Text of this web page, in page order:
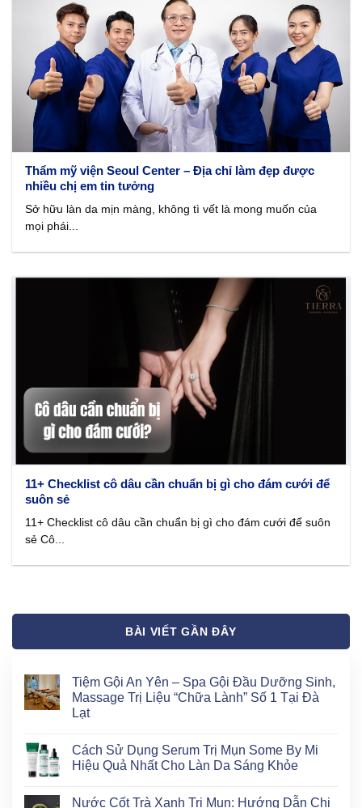
Thẩm mỹ viện Seoul Center – Địa chỉ làm đẹp được
nhiều chị em tin tưởng
Sở hữu làn da mịn màng, không tì vết là mong muốn của
mọi phái...
11+ Checklist cô dâu cần chuẩn bị gì cho đám cưới để
suôn sẻ
11+ Checklist cô dâu cần chuẩn bị gì cho đám cưới để suôn
sẻ Cô...
BÀI VIẾT GẦN ĐÂY
Tiệm Gội An Yên – Spa Gội Đầu Dưỡng Sinh,
Massage Trị Liệu “Chữa Lành” Số 1 Tại Đà
Lạt
bình
luận
ở
An
Cách Sử Dụng Serum Trị Mụn Some By Mi
Hiệu Quả Nhất Cho Làn Da Sáng Khỏe
bình
Nước Cốt Trà Xanh Trị Mụn: Hướng Dẫn Chi